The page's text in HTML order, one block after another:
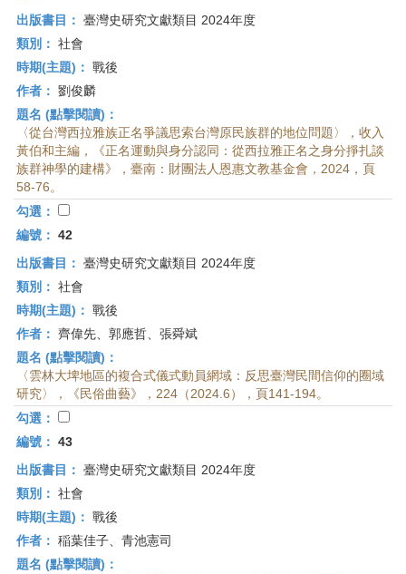
出版書目： 臺灣史研究文獻類目 2024年度
類別： 社會
時期(主題)： 戰後
作者： 劉俊麟
題名 (點擊閱讀)：
〈從台灣西拉雅族正名爭議思索台灣原民族群的地位問題〉，收入
黃伯和主編，《正名運動與身分認同：從西拉雅正名之身分掙扎談
族群神學的建構》，臺南：財團法人恩惠文教基金會，2024，頁
58-76。
勾選：
編號： 42
出版書目： 臺灣史研究文獻類目 2024年度
類別： 社會
時期(主題)： 戰後
作者： 齊偉先、郭應哲、張舜斌
題名 (點擊閱讀)：
〈雲林大埤地區的複合式儀式動員網域：反思臺灣民間信仰的圈域
研究〉，《民俗曲藝》，224（2024.6），頁141-194。
勾選：
編號： 43
出版書目： 臺灣史研究文獻類目 2024年度
類別： 社會
時期(主題)： 戰後
作者： 稲葉佳子、青池憲司
題名 (點擊閱讀)：